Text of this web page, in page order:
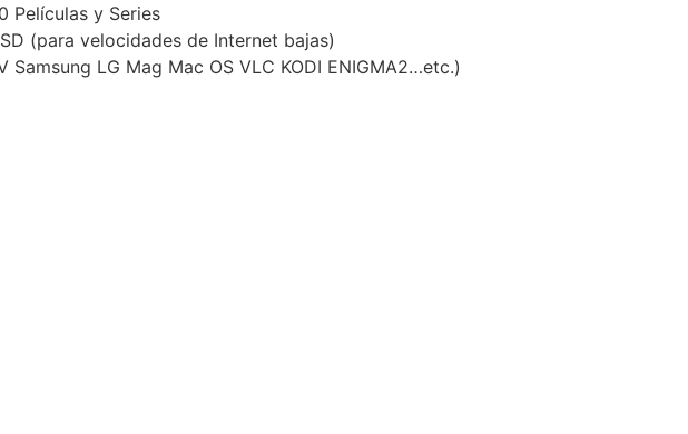
Películas y Series
(para velocidades de Internet bajas)
LG Mag Mac OS VLC KODI ENIGMA2…etc.)